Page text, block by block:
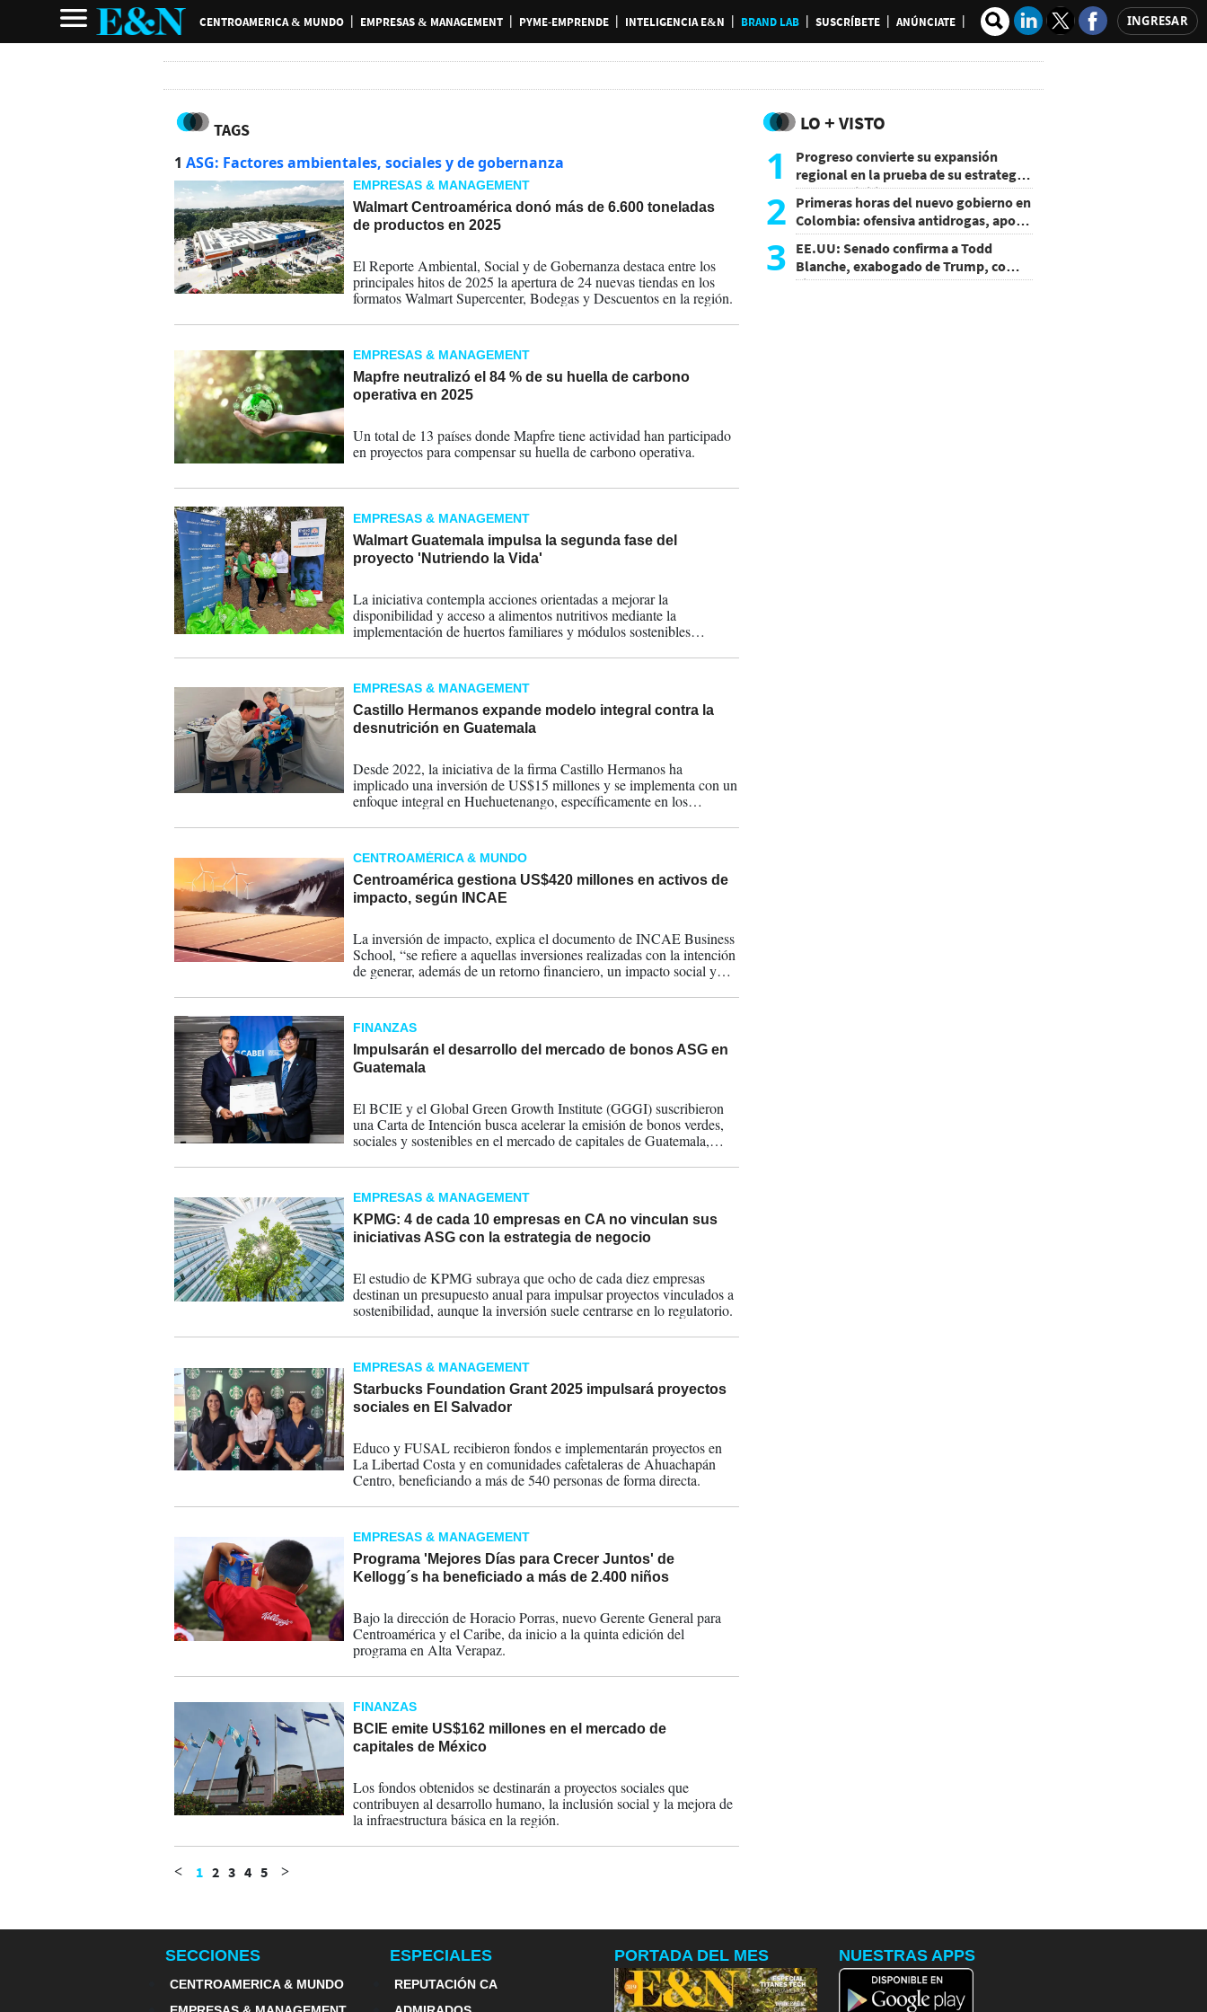
CENTROAMERICA & MUNDO EMPRESAS & MANAGEMENT PYME-EMPRENDE INTELIGENCIA E&N BRAND LAB SUSCRÍBETE ANÚNCIATE INGRESAR
TAGS
1 ASG: Factores ambientales, sociales y de gobernanza
EMPRESAS & MANAGEMENT
Walmart Centroamérica donó más de 6.600 toneladas
de productos en 2025
El Reporte Ambiental, Social y de Gobernanza destaca entre los
principales hitos de 2025 la apertura de 24 nuevas tiendas en los
formatos Walmart Supercenter, Bodegas y Descuentos en la región.
EMPRESAS & MANAGEMENT
Mapfre neutralizó el 84 % de su huella de carbono
operativa en 2025
Un total de 13 países donde Mapfre tiene actividad han participado
en proyectos para compensar su huella de carbono operativa.
EMPRESAS & MANAGEMENT
Walmart Guatemala impulsa la segunda fase del
proyecto 'Nutriendo la Vida'
La iniciativa contempla acciones orientadas a mejorar la
disponibilidad y acceso a alimentos nutritivos mediante la
implementación de huertos familiares y módulos sostenibles
seguimiento comunitario.
EMPRESAS & MANAGEMENT
Castillo Hermanos expande modelo integral contra la
desnutrición en Guatemala
Desde 2022, la iniciativa de la firma Castillo Hermanos ha
implicado una inversión de US$15 millones y se implementa con un
enfoque integral en Huehuetenango, específicamente en los
San Pedro Soloma.
CENTROAMÉRICA & MUNDO
Centroamérica gestiona US$420 millones en activos de
impacto, según INCAE
La inversión de impacto, explica el documento de INCAE Business
School, “se refiere a aquellas inversiones realizadas con la intención
de generar, además de un retorno financiero, un impacto social y
FINANZAS
Impulsarán el desarrollo del mercado de bonos ASG en
Guatemala
El BCIE y el Global Green Growth Institute (GGGI) suscribieron
una Carta de Intención busca acelerar la emisión de bonos verdes,
sociales y sostenibles en el mercado de capitales de Guatemala,
ambiental y social.
EMPRESAS & MANAGEMENT
KPMG: 4 de cada 10 empresas en CA no vinculan sus
iniciativas ASG con la estrategia de negocio
El estudio de KPMG subraya que ocho de cada diez empresas
destinan un presupuesto anual para impulsar proyectos vinculados a
sostenibilidad, aunque la inversión suele centrarse en lo regulatorio.
EMPRESAS & MANAGEMENT
Starbucks Foundation Grant 2025 impulsará proyectos
sociales en El Salvador
Educo y FUSAL recibieron fondos e implementarán proyectos en
La Libertad Costa y en comunidades cafetaleras de Ahuachapán
Centro, beneficiando a más de 540 personas de forma directa.
EMPRESAS & MANAGEMENT
Programa 'Mejores Días para Crecer Juntos' de
Kellogg´s ha beneficiado a más de 2.400 niños
Bajo la dirección de Horacio Porras, nuevo Gerente General para
Centroamérica y el Caribe, da inicio a la quinta edición del
programa en Alta Verapaz.
FINANZAS
BCIE emite US$162 millones en el mercado de
capitales de México
Los fondos obtenidos se destinarán a proyectos sociales que
contribuyen al desarrollo humano, la inclusión social y la mejora de
la infraestructura básica en la región.
< 1 2 3 4 5 >
LO + VISTO
1
Progreso convierte su expansión
regional en la prueba de su estrategia
de sostenibilidad
2 Primeras horas del nuevo gobierno en
Colombia: ofensiva antidrogas, apoyo
de EE.UU. y un atentado
3 EE.UU: Senado confirma a Todd
Blanche, exabogado de Trump, como
Fiscal General
SECCIONES
CENTROAMERICA & MUNDO
ESPECIALES
REPUTACIÓN CA
PORTADA DEL MES NUESTRAS APPS